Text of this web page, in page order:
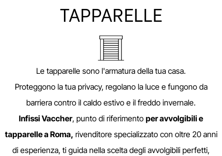
TAPPARELLE
Le tapparelle sono l'armatura della tua casa.
Proteggono la tua privacy, regolano la luce e fungono da
barriera contro il caldo estivo e il freddo invernale.
Infissi Vaccher, punto di riferimento per avvolgibili e
tapparelle a Roma, rivenditore specializzato con oltre 20 anni
di esperienza, ti guida nella scelta degli avvolgibili perfetti,